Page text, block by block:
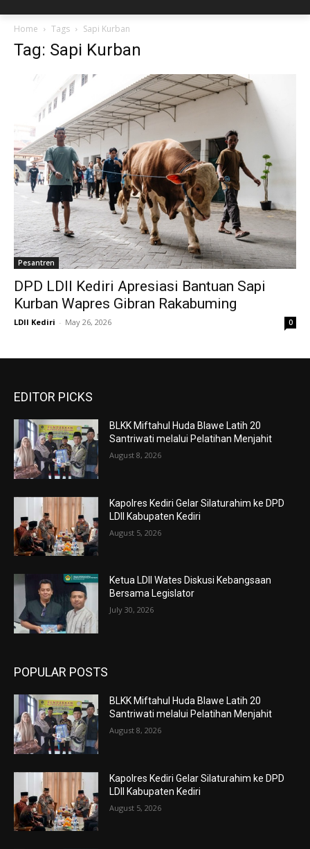
Home Tags Sapi Kurban
Tag: Sapi Kurban
Pesantren
DPD LDII Kediri Apresiasi Bantuan Sapi
Kurban Wapres Gibran Rakabuming
LDII Kediri - May 26, 2026 0
EDITOR PICKS
BLKK Miftahul Huda Blawe Latih 20
Santriwati melalui Pelatihan Menjahit
August 8, 2026
Kapolres Kediri Gelar Silaturahim ke DPD
LDII Kabupaten Kediri
August 5, 2026
Ketua LDII Wates Diskusi Kebangsaan
Bersama Legislator
July 30, 2026
POPULAR POSTS
BLKK Miftahul Huda Blawe Latih 20
Santriwati melalui Pelatihan Menjahit
August 8, 2026
Kapolres Kediri Gelar Silaturahim ke DPD
LDII Kabupaten Kediri
August 5, 2026